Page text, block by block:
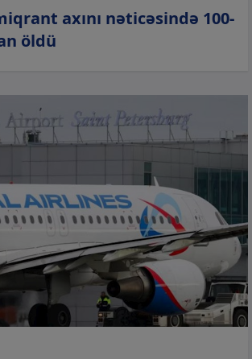
axını nəticəsində 100-
öldü